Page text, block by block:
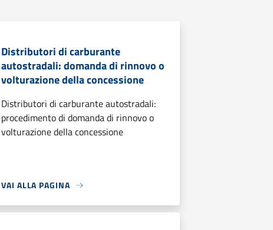
Distributori di carburante
autostradali: domanda di rinnovo o
volturazione della concessione
Distributori di carburante autostradali:
procedimento di domanda di rinnovo o
volturazione della concessione
VAI ALLA PAGINA